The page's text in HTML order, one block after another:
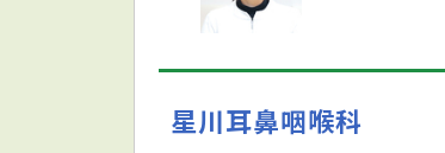
星川耳鼻咽喉科